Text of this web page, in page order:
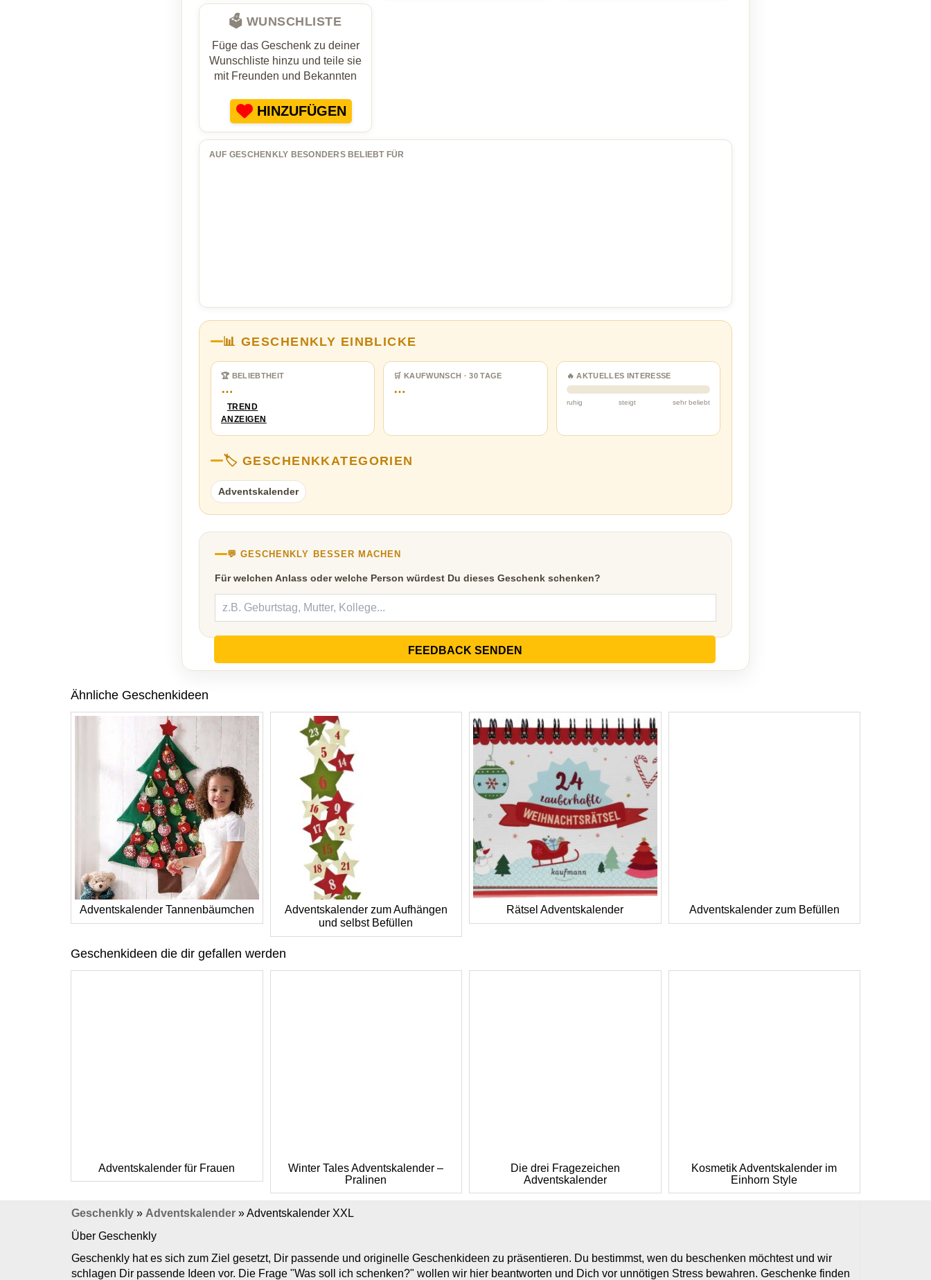
🗳️ WUNSCHLISTE
Füge das Geschenk zu deiner
Wunschliste hinzu und teile sie
mit Freunden und Bekannten
HINZUFÜGEN
AUF GESCHENKLY BESONDERS BELIEBT FÜR
📊 GESCHENKLY EINBLICKE
🏆 BELIEBTHEIT
…
TREND
ANZEIGEN
🛒 KAUFWUNSCH · 30 TAGE
…
🔥 AKTUELLES INTERESSE
ruhig steigt sehr beliebt
🏷️ GESCHENKKATEGORIEN
Adventskalender
💬 GESCHENKLY BESSER MACHEN
Für welchen Anlass oder welche Person würdest Du dieses Geschenk schenken?
FEEDBACK SENDEN
Ähnliche Geschenkideen
Adventskalender Tannenbäumchen
Adventskalender zum Aufhängen
und selbst Befüllen
Rätsel Adventskalender Adventskalender zum Befüllen
Geschenkideen die dir gefallen werden
Adventskalender für Frauen
Winter Tales Adventskalender –
Pralinen
Die drei Fragezeichen
Adventskalender
Kosmetik Adventskalender im
Einhorn Style
Geschenkly » Adventskalender »Adventskalender XXL
Über Geschenkly
Geschenkly hat es sich zum Ziel gesetzt, Dir passende und originelle Geschenkideen zu präsentieren. Du bestimmst, wen du beschenken möchtest und wir
schlagen Dir passende Ideen vor. Die Frage "Was soll ich schenken?" wollen wir hier beantworten und Dich vor unnötigen Stress bewahren. Geschenke finden